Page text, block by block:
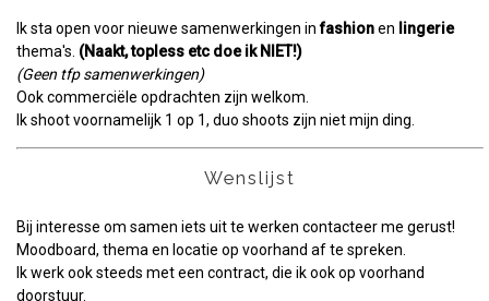
Ik sta open voor nieuwe samenwerkingen infashionen lingerie
thema's. (Naakt, topless etc doe ik NIET!)
(Geen tfp samenwerkingen)
Ook commerciële opdrachten zijn welkom.
Ik shoot voornamelijk 1 op 1, duo shoots zijn niet mijn ding.
Wenslijst
Bij interesse om samen iets uit te werken contacteer me gerust!
Moodboard, thema en locatie op voorhand af te spreken.
Ik werk ook steeds met een contract, die ik ook op voorhand
doorstuur.